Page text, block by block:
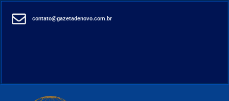
contato@gazetadenovo.com.br